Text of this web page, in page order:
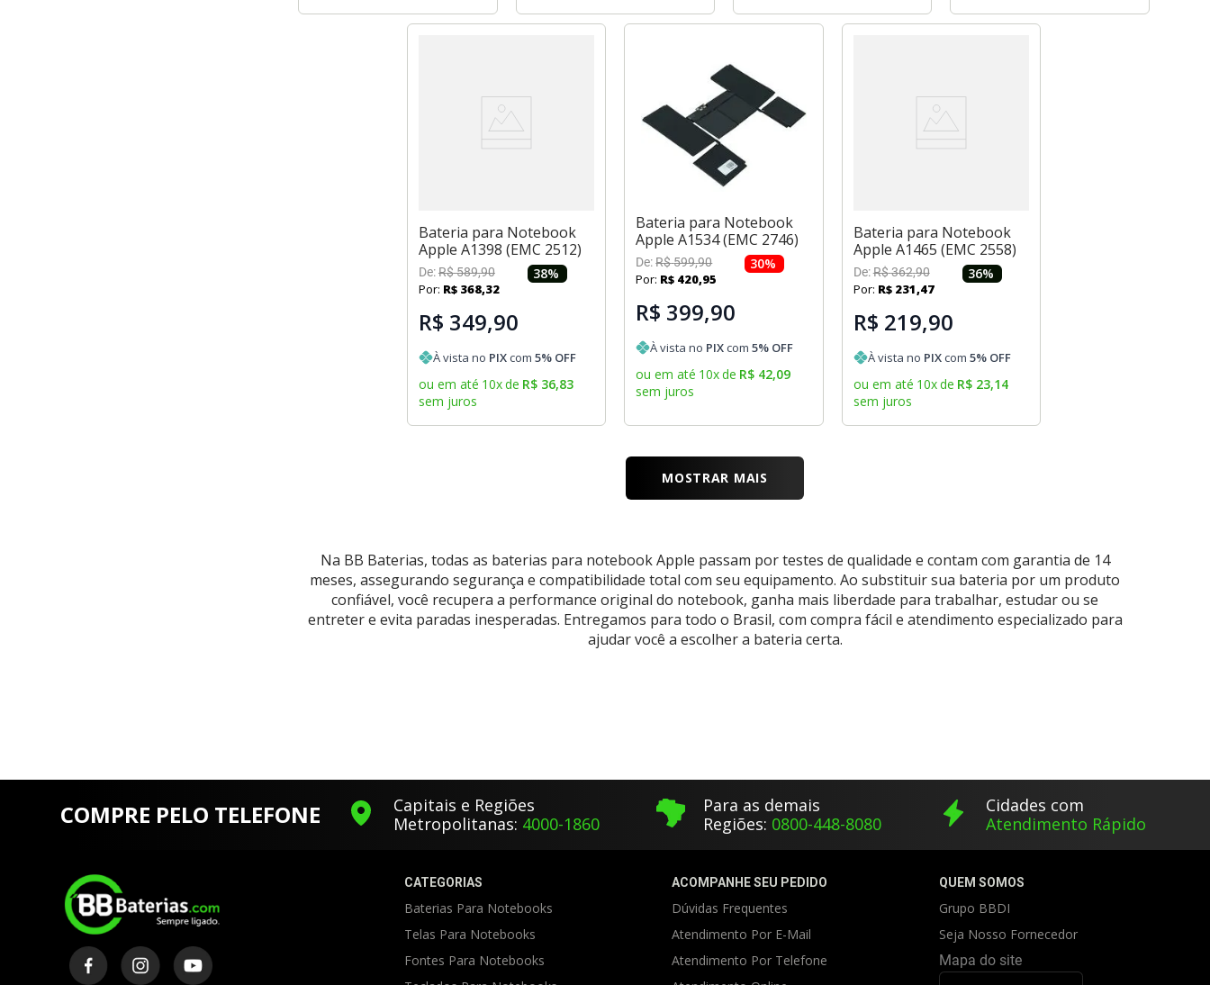
Bateria para Notebook
Apple A1398 (EMC 2512)
De:R$589,90 38%
Por: R$ 368,32
R$ 349,90
À vista no PIXcom 5% OFF
ou em até 10xde R$ 36,83
sem juros
Bateria para Notebook
Apple A1534 (EMC 2746)
De:R$599,90 30%
Por: R$ 420,95
R$ 399,90
À vista no PIXcom5% OFF
ou em até 10xde R$ 42,09
sem juros
Bateria para Notebook
Apple A1465 (EMC 2558)
De:R$362,90 36%
Por: R$ 231,47
R$ 219,90
À vista no PIXcom 5% OFF
ou em até 10xde R$ 23,14
sem juros
MOSTRAR MAIS
Na BB Baterias, todas as baterias para notebook Apple passam por testes de qualidade e contam com garantia de 14
meses, assegurando segurança e compatibilidade total com seu equipamento. Ao substituir sua bateria por um produto
confiável, você recupera a performance original do notebook, ganha mais liberdade para trabalhar, estudar ou se
entreter e evita paradas inesperadas. Entregamos para todo o Brasil, com compra fácil e atendimento especializado para
ajudar você a escolher a bateria certa.
COMPRE PELO TELEFONE
Capitais e Regiões
Metropolitanas: 4000-1860
Para as demais
Regiões: 0800-448-8080
Cidades com
Atendimento Rápido
CATEGORIAS
Baterias Para Notebooks
Telas Para Notebooks
Fontes Para Notebooks
ACOMPANHE SEU PEDIDO
Dúvidas Frequentes
Atendimento Por E-Mail
Atendimento Por Telefone
QUEM SOMOS
Grupo BBDI
Seja Nosso Fornecedor
Mapa do site